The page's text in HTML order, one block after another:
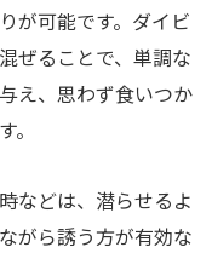
が可能です。ダイビ
ぜることで、単調な
え、思わず食いつか
などは、潜らせるよ
がら誘う方が有効な